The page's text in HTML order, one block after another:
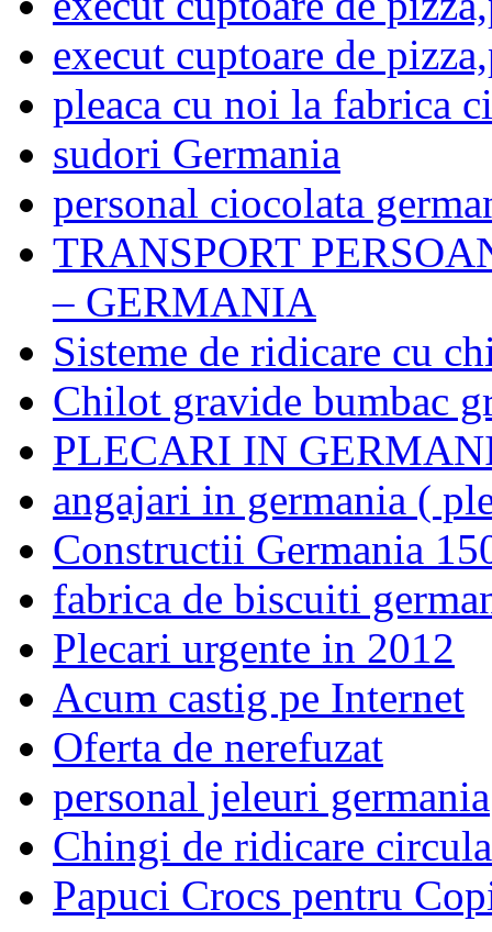
execut cuptoare de
pleaca cu noi la fabrica
sudori Germania
personal ciocolata
TRANSPORT
– GERMANIA
Sisteme de ridicare cu
Chilot gravide bumbac
PLECARI IN
angajari in germania (
Constructii Germania
fabrica de biscuiti
Plecari urgente in 2012
Acum castig pe Internet
Oferta de nerefuzat
personal jeleuri germania
Chingi de ridicare
Papuci Crocs pentru